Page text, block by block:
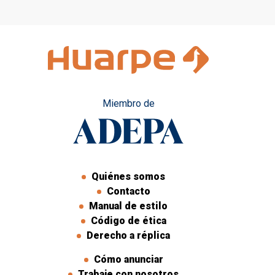
Miembro de
Quiénes somos
Contacto
Manual de estilo
Código de ética
Derecho a réplica
Cómo anunciar